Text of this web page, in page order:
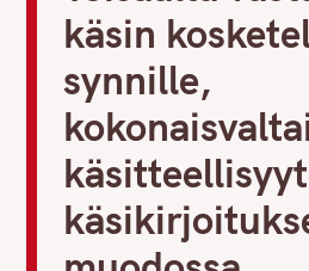
käsin
synnille,